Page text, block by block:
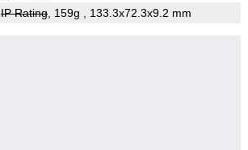
IP Rating, 159g , 133.3x72.3x9.2 mm